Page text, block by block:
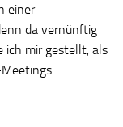
einer
da vernünftig
ich mir gestellt, als